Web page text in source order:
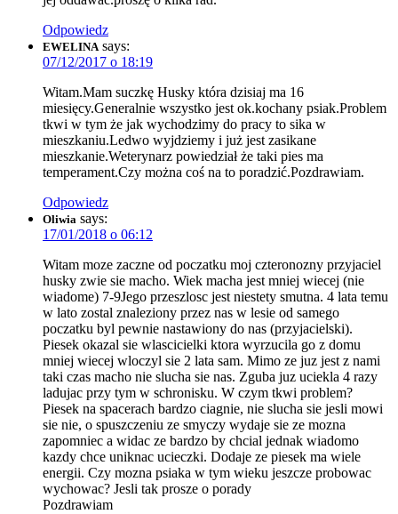
Odpowiedz
EWELINA says:
07/12/2017 o 18:19
Witam.Mam suczkę Husky która dzisiaj ma 16
miesięcy.Generalnie wszystko jest ok.kochany psiak.Problem
tkwi w tym że jak wychodzimy do pracy to sika w
mieszkaniu.Ledwo wyjdziemy i już jest zasikane
mieszkanie.Weterynarz powiedział że taki pies ma
temperament.Czy można coś na to poradzić.Pozdrawiam.
Odpowiedz
Oliwia says:
17/01/2018 o 06:12
Witam moze zaczne od poczatku moj czteronozny przyjaciel
husky zwie sie macho. Wiek macha jest mniej wiecej (nie
wiadome) 7-9Jego przeszlosc jest niestety smutna. 4 lata temu
w lato zostal znaleziony przez nas w lesie od samego
poczatku byl pewnie nastawiony do nas (przyjacielski).
Piesek okazal sie wlascicielki ktora wyrzucila go z domu
mniej wiecej wloczyl sie 2 lata sam. Mimo ze juz jest z nami
taki czas macho nie slucha sie nas. Zguba juz uciekla 4 razy
ladujac przy tym w schronisku. W czym tkwi problem?
Piesek na spacerach bardzo ciagnie, nie slucha sie jesli mowi
sie nie, o spuszczeniu ze smyczy wydaje sie ze mozna
zapomniec a widac ze bardzo by chcial jednak wiadomo
kazdy chce uniknac ucieczki. Dodaje ze piesek ma wiele
energii. Czy mozna psiaka w tym wieku jeszcze probowac
wychowac? Jesli tak prosze o porady
Pozdrawiam